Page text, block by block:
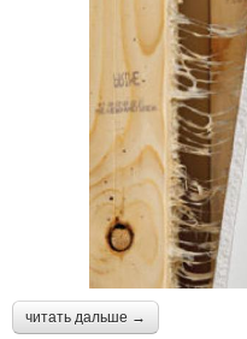
читать дальше →